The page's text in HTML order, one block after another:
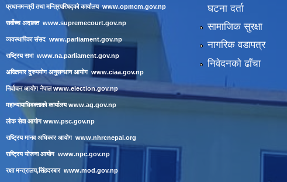
प्रधानमन्त्री तथा मन्त्रिपरिषद्को कार्यालयwww.opmcm.gov.np
सर्वोच्च अदालत www.supremecourt.gov.np
व्यवस्थापिका संसद www.parliament.gov.np
राष्ट्रिय सभा www.na.parliament.gov.np
अख्तियार दुरुपयोग अनुसन्धान आयोग www.ciaa.gov.np
निर्वाचन आयोग नेपालwww.election.gov.np
महान्यायाधिवक्ताको कार्यालयwww.ag.gov.np
लाेक सेवा आयाेगwww.psc.gov.np
राष्ट्रिय मानव अधिकार आयोग www.nhrcnepal.org
राष्ट्रिय योजना आयोग www.npc.gov.np
रक्षा मन्त्रालय,सिंहदरबार www.mod.gov.np
घटना दर्ता
सामाजिक सुरक्षा
नागरिक वडापत्र
निवेदनको ढाँचा